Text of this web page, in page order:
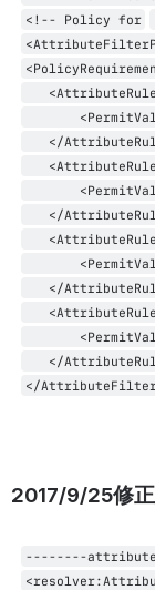
<!-- Policy for
</
</
</
</
</
2017/9/25修
--------